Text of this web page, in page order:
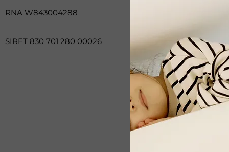
RNA W843004288
SIRET 830 701 280 00026